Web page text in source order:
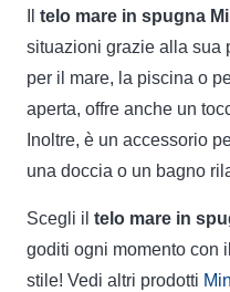
telo mare in spugna
situazioni grazie alla sua
per il mare, la piscina o
aperta, offre anche un
Inoltre, è un accessorio
una doccia o un bagno
Scegli il telo mare in
goditi ogni momento con
stile! Vedi altri prodotti